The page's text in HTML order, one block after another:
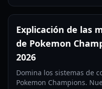
Explicación de las
de Pokemon
2026
Domina los sistemas de
Pokemon Champions.